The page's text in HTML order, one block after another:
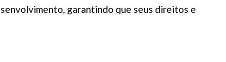
garantindo que seus direitos e